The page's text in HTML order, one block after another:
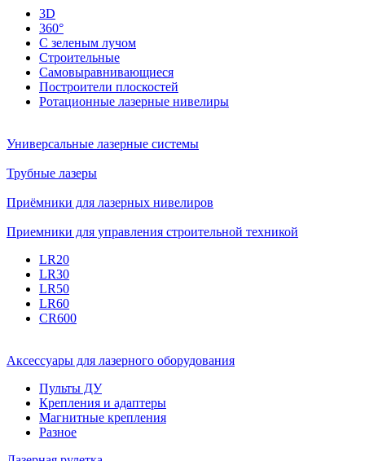
3D
360°
С зеленым лучом
Строительные
Самовыравнивающиеся
Построители плоскостей
Ротационные лазерные нивелиры
Универсальные лазерные системы
Трубные лазеры
Приёмники для лазерных нивелиров
Приемники для управления строительной техникой
LR20
LR30
LR50
LR60
CR600
Аксессуары для лазерного оборудования
Пульты ДУ
Крепления и адаптеры
Магнитные крепления
Разное